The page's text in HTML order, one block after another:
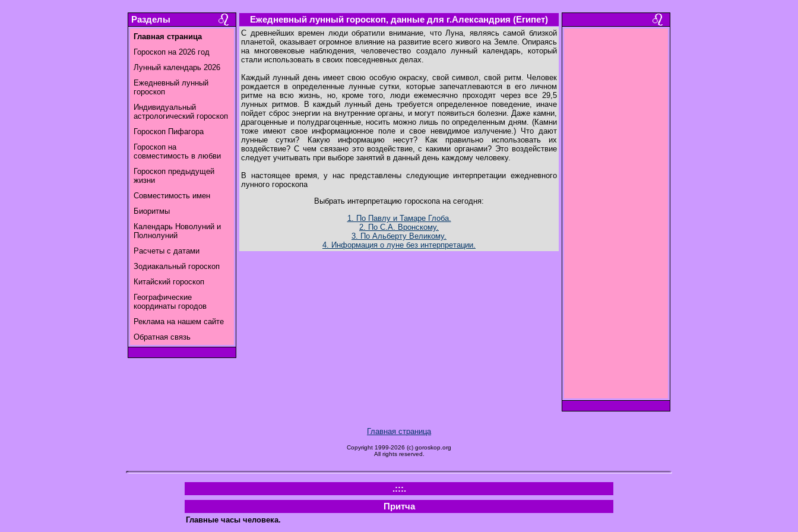
Разделы
Главная страница
Гороскоп на 2026 год
Лунный календарь 2026
Ежедневный лунный
гороскоп
Индивидуальный
астрологический гороскоп
Гороскоп Пифагора
Гороскоп на
совместимость в любви
Гороскоп предыдущей
жизни
Совместимость имен
Биоритмы
Календарь Новолуний и
Полнолуний
Расчеты с датами
Зодиакальный гороскоп
Китайский гороскоп
Географические
координаты городов
Реклама на нашем сайте
Обратная связь
Ежедневный лунный гороскоп, данные для г.Александрия (Египет)
С древнейших времен люди обратили внимание, что Луна, являясь самой близкой
планетой, оказывает огромное влияние на развитие всего живого на Земле. Опираясь
на многовековые наблюдения, человечество создало лунный календарь, который
стали использовать в своих повседневных делах.
Каждый лунный день имеет свою особую окраску, свой символ, свой ритм. Человек
рождается в определенные лунные сутки, которые запечатлеваются в его личном
ритме на всю жизнь, но, кроме того, люди ежемесячно проходят через все 29,5
лунных ритмов. В каждый лунный день требуется определенное поведение, иначе
пойдет сброс энергии на внутренние органы, и могут появиться болезни. Даже камни,
драгоценные и полудрагоценные, носить можно лишь по определенным дням. (Камни
тоже имеют свое информационное поле и свое невидимое излучение.) Что дают
лунные сутки? Какую информацию несут? Как правильно использовать их
воздействие? С чем связано это воздействие, с какими органами? Это воздействие
следует учитывать при выборе занятий в данный день каждому человеку.
В настоящее время, у нас представлены следующие интерпретации ежедневного
лунного гороскопа
Выбрать интерпретацию гороскопа на сегодня:
1. По Павлу и Тамаре Глоба.
2. По С.А. Вронскому.
3. По Альберту Великому.
4. Информация о луне без интерпретации.
Главная страница
Copyright 1999-2026 (c) goroskop.org
All rights reserved.
.:::.
Притча
Главные часы человека.